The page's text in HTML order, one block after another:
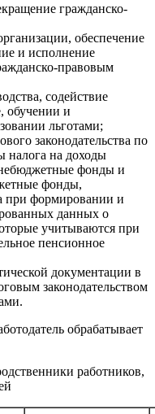
гражданско-
обеспечение
и исполнение
правовым
содействие
обучении и
льготами;
законодательства по
налога на доходы
фонды и
фонды,
при формировании и
данных о
учитываются при
пенсионное
документации в
законодательством
обрабатывает
работников,